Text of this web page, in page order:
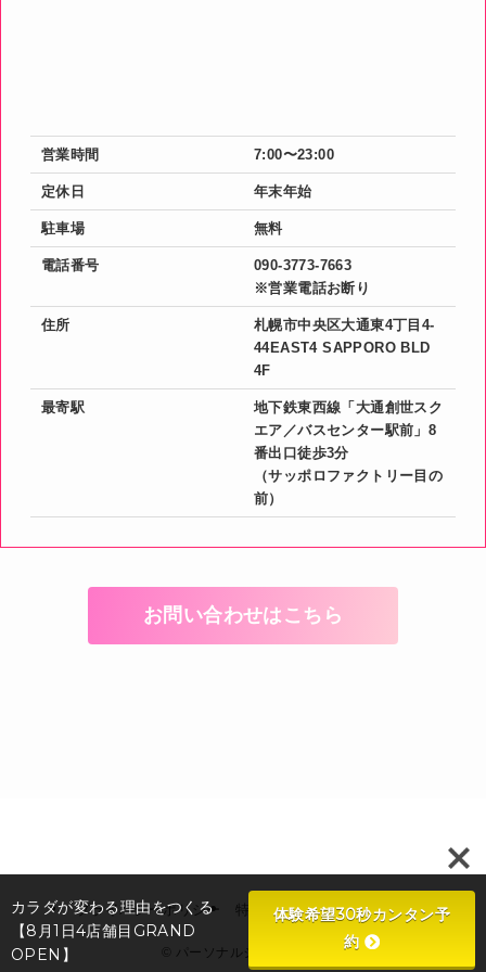
営業時間 7:00〜23:00
定休日 年末年始
駐車場 無料
電話番号
090-3773-7663
※営業電話お断り
住所
札幌市中央区大通東4丁目4-
44EAST4 SAPPORO BLD
4F
最寄駅
地下鉄東西線「大通創世スク
エア／バスセンター駅前」8
番出口徒歩3分
（サッポロファクトリー目の
前）
お問い合わせはこちら
プライバシーポリシー 特定商取引法に基づく表示
パーソナルジムMORE
カラダが変わる理由をつくる
【8月1日4店舗目GRAND
OPEN】
体験希望30秒カンタン予
約